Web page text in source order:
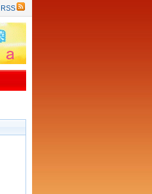
RSS